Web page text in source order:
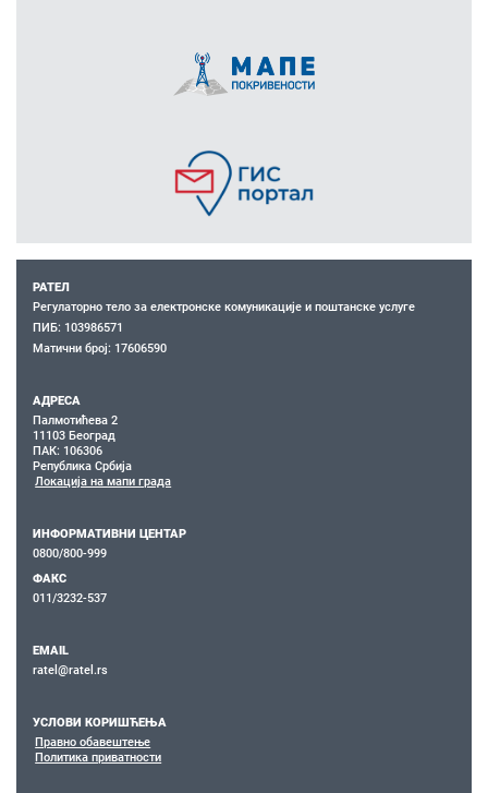
РАТЕЛ
Регулаторно тело за електронске комуникације и поштанске услуге
ПИБ: 103986571
Матични број: 17606590
АДРЕСА
Палмотићева 2
11103 Београд
ПАК: 106306
Република Србија
Локација на мапи града
ИНФОРМАТИВНИ ЦЕНТАР
0800/800-999
ФАКС
011/3232-537
EMAIL
ratel@ratel.rs
УСЛОВИ КОРИШЋЕЊА
Правно обавештење
Политика приватности